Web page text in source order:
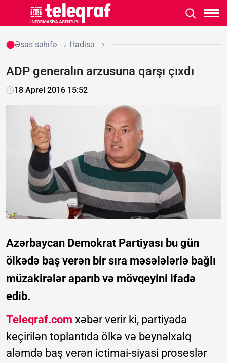
Əsas səhifə Hadisə
ADP generalın arzusuna qarşı çıxdı
18 Aprel 2016 15:52
Azərbaycan Demokrat Partiyası bu gün
ölkədə baş verən bir sıra məsələlərlə bağlı
müzakirələr aparıb və mövqeyini ifadə
edib.
Teleqraf.com xəbər verir ki, partiyada
keçirilən toplantıda ölkə və beynəlxalq
aləmdə baş verən ictimai-siyasi proseslər